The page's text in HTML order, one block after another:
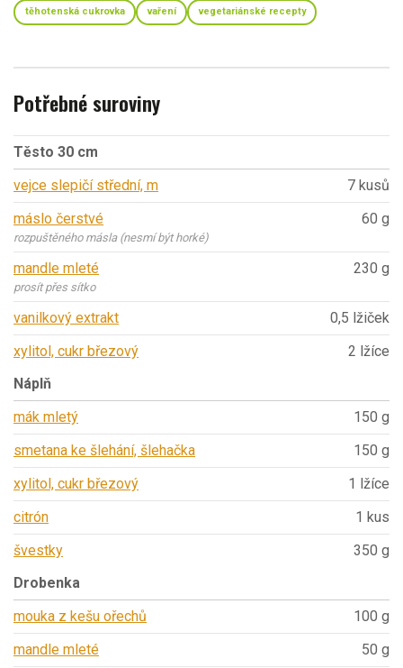
těhotenská cukrovka vaření vegetariánské recepty
Potřebné suroviny
Těsto 30 cm
vejce slepičí střední, m
7 kusů
máslo čerstvé
rozpuštěného másla (nesmí být horké)
60 g
mandle mleté
prosít přes sítko
230 g
vanilkový extrakt
0,5 lžiček
xylitol, cukr březový
2 lžíce
Náplň
mák mletý
150 g
smetana ke šlehání, šlehačka
150 g
xylitol, cukr březový
1 lžíce
citrón
1 kus
švestky
350 g
Drobenka
mouka z kešu ořechů
100 g
mandle mleté
50 g